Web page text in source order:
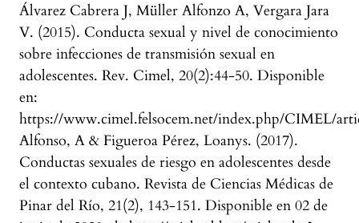
Álvarez Cabrera J, Müller Alfonzo A, Vergara Jara
V. (2015). Conducta sexual y nivel de conocimiento
sobre infecciones de transmisión sexual en
adolescentes. Rev. Cimel, 20(2):44-50. Disponible
en:
https://www.cimel.felsocem.net/index.php/CIMEL/
Alfonso, A & Figueroa Pérez, Loanys. (2017).
Conductas sexuales de riesgo en adolescentes desde
el contexto cubano. Revista de Ciencias Médicas de
Pinar del Río, 21(2), 143-151. Disponible en 02 de